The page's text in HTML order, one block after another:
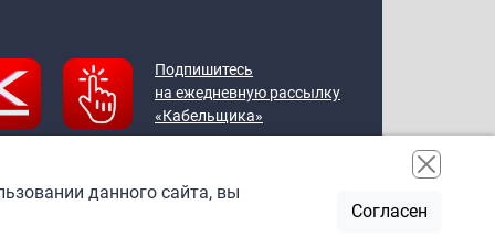
Подпишитесь
на ежедневную рассылку
«Кабельщика»
данного сайта, вы
Согласен